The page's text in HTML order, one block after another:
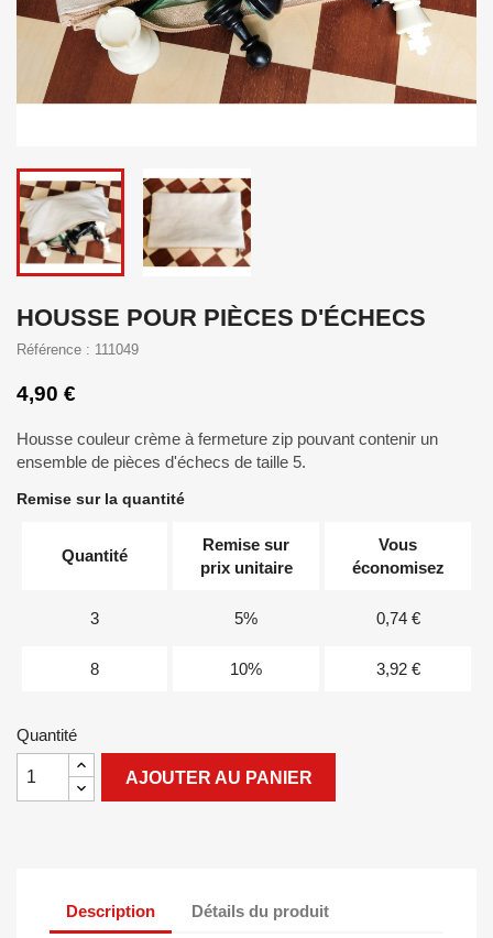
HOUSSE POUR PIÈCES D'ÉCHECS
Référence : 111049
4,90 €
Housse couleur crème à fermeture zip pouvant contenir un
ensemble de pièces d'échecs de taille 5.
Remise sur la quantité
Quantité
Remise sur
prix unitaire
Vous
économisez
3 5% 0,74 €
8 10% 3,92 €
Quantité
AJOUTER AU PANIER
Description Détails du produit